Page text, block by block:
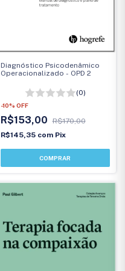
Diagnóstico Psicodenâmico
Operacionalizado - OPD 2
(0)
-10% OFF
R$153,00
R$170,00
R$145,35 com Pix